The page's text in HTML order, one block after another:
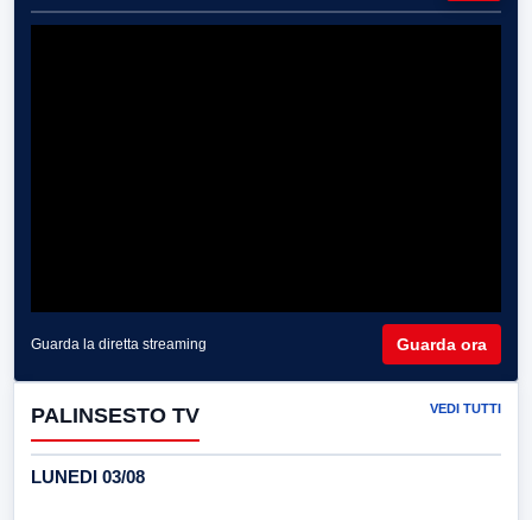
Guarda la diretta streaming Guarda ora
PALINSESTO TV VEDI TUTTI
LUNEDI 03/08